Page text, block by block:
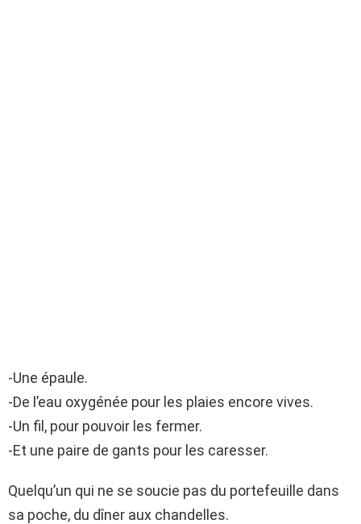
-Une épaule.
-De l’eau oxygénée pour les plaies encore vives.
-Un fil, pour pouvoir les fermer.
-Et une paire de gants pour les caresser.
Quelqu’un qui ne se soucie pas du portefeuille dans
sa poche, du dîner aux chandelles.